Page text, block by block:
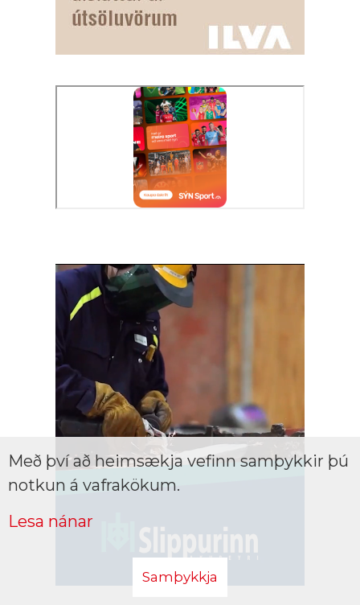
Með því að heimsækja vefinn samþykkir þú
notkun á vafrakökum.
Lesa nánar
Samþykkja